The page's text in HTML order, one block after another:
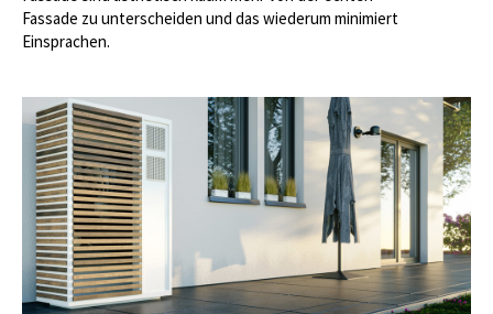
Fassade zu unterscheiden und das wiederum minimiert
Einsprachen.